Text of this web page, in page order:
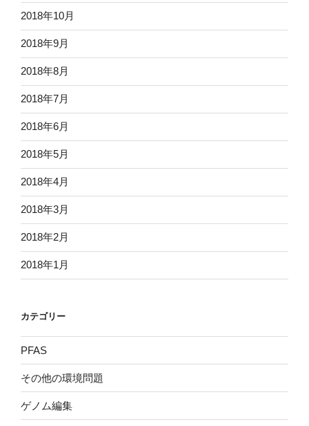
2018年10月
2018年9月
2018年8月
2018年7月
2018年6月
2018年5月
2018年4月
2018年3月
2018年2月
2018年1月
カテゴリー
PFAS
その他の環境問題
ゲノム編集